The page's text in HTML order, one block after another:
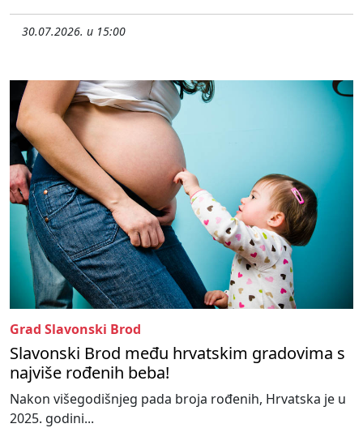
30.07.2026. u 15:00
Grad Slavonski Brod
Slavonski Brod među hrvatskim gradovima s
najviše rođenih beba!
Nakon višegodišnjeg pada broja rođenih, Hrvatska je u
2025. godini...